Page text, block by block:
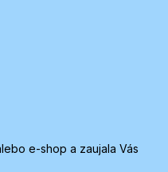
e-shop a zaujala Vás